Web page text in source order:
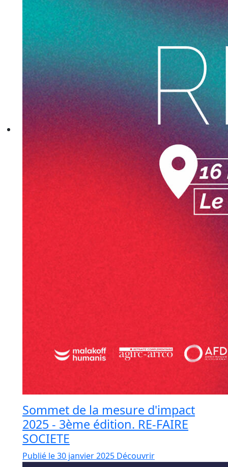
Sommet de la mesure d'impact
2025 - 3ème édition. RE-FAIRE
SOCIETE
Publié le 30 janvier 2025 Découvrir